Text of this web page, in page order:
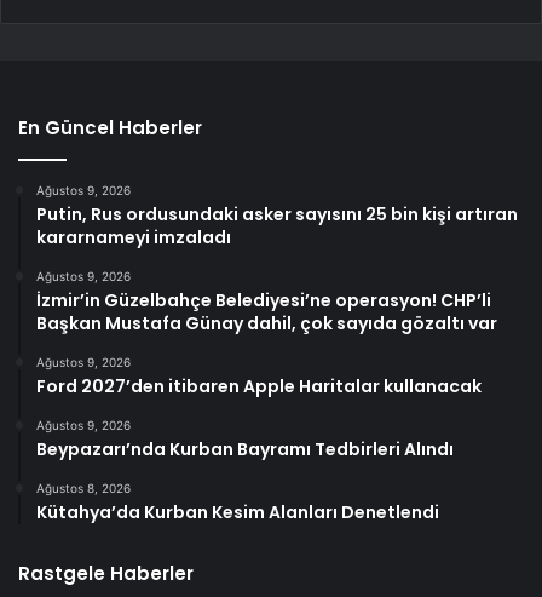
En Güncel Haberler
Ağustos 9, 2026
Putin, Rus ordusundaki asker sayısını 25 bin kişi artıran
kararnameyi imzaladı
Ağustos 9, 2026
İzmir’in Güzelbahçe Belediyesi’ne operasyon! CHP’li
Başkan Mustafa Günay dahil, çok sayıda gözaltı var
Ağustos 9, 2026
Ford 2027’den itibaren Apple Haritalar kullanacak
Ağustos 9, 2026
Beypazarı’nda Kurban Bayramı Tedbirleri Alındı
Ağustos 8, 2026
Kütahya’da Kurban Kesim Alanları Denetlendi
Rastgele Haberler